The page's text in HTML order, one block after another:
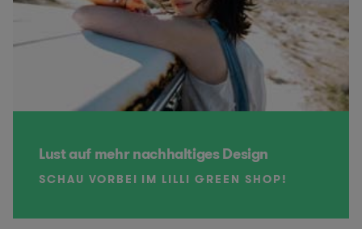
Lust auf mehr nachhaltiges Design
SCHAU VORBEI IM LILLI GREEN SHOP!